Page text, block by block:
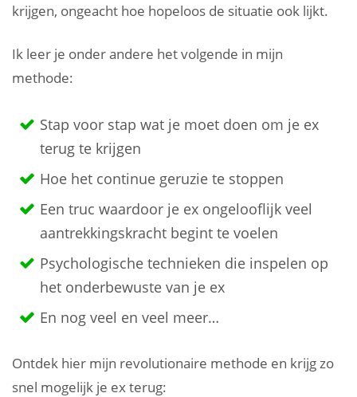
krijgen, ongeacht hoe hopeloos de situatie ook lijkt.
Ik leer je onder andere het volgende in mijn
methode:
Stap voor stap wat je moet doen om je ex
terug te krijgen
Hoe het continue geruzie te stoppen
Een truc waardoor je ex ongelooflijk veel
aantrekkingskracht begint te voelen
Psychologische technieken die inspelen op
het onderbewuste van je ex
En nog veel en veel meer…
Ontdek hier mijn revolutionaire methode en krijg zo
snel mogelijk je ex terug: